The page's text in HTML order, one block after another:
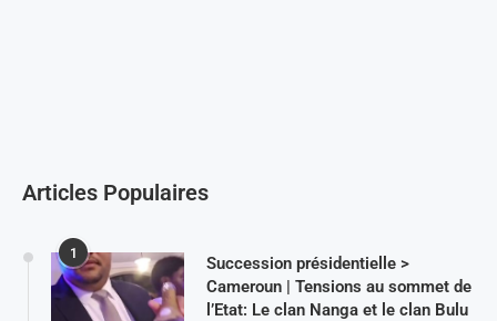
Articles Populaires
1
Succession présidentielle >
Cameroun | Tensions au sommet de
l’Etat: Le clan Nanga et le clan Bulu